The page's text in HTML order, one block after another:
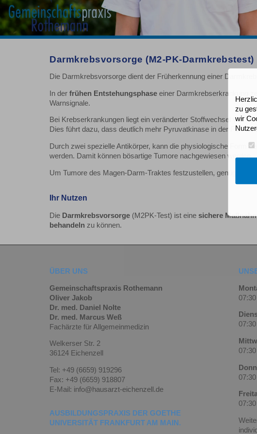
Darmkrebsvorsorge (M2-PK-Darmkrebstest)
Die Darmkrebsvorsorge dient der Früherkennung einer
In der frühen Entstehungsphase einer Darmkrebserkrankung
Warnsignale.
Bei Krebserkrankungen liegt ein veränderter Stoffwechsel vor,
Dies führt dazu, dass deutlich mehr Pyruvatkinase in der Form
Durch zwei spezielle Antikörper, kann die physiologische Form
werden. Damit können bösartige Tumore nachgewiesen werden.
Um Tumore des Magen-Darm-Traktes festzustellen, genügt eine
Ihr Nutzen
Die Darmkrebsvorsorge (M2PK-Test) ist eine sichere
behandeln zu können.
ÜBER UNS
Gemeinschaftspraxis Rothemann
Oliver Jakob
Dr. med. Daniel Nolte
Dr. med. Marcus Weß
Fachärzte für Allgemeinmedizin
Welkerser Str. 2
36124 Eichenzell
Tel: +49 (6659) 919296
Fax: +49 (6659) 918807
E-Mail: info@hausarzt-eichenzell.de
AUSBILDUNGSPRAXIS DER GOETHE
UNIVERSITÄT FRANKFURT AM MAIN.
zu
wir